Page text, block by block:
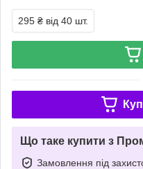
295 ₴ від 40 шт.
Що таке купити з
Замовлення під